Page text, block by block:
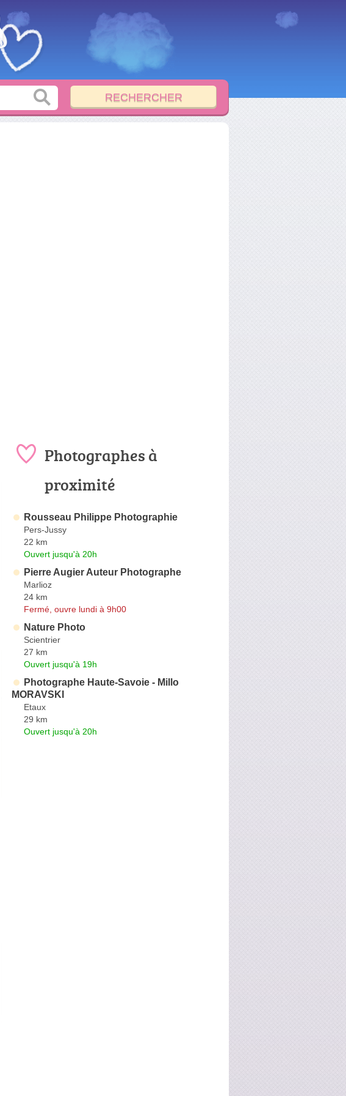
Photographes à
proximité
Rousseau Philippe Photographie
Pers-Jussy
22 km
Ouvert jusqu'à 20h
Pierre Augier Auteur Photographe
Marlioz
24 km
Fermé, ouvre lundi à 9h00
Nature Photo
Scientrier
27 km
Ouvert jusqu'à 19h
Photographe Haute-Savoie - Millo
MORAVSKI
Etaux
29 km
Ouvert jusqu'à 20h